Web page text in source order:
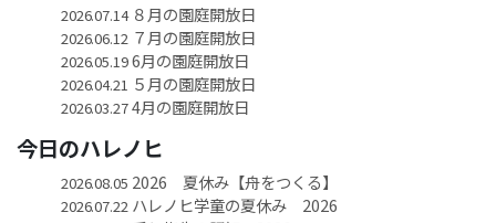
2026.07.14８月の園庭開放日
2026.06.12 ７月の園庭開放日
2026.05.196月の園庭開放日
2026.04.21 ５月の園庭開放日
2026.03.274月の園庭開放日
今日のハレノヒ
2026.08.05 2026 夏休み【舟をつくる】
2026.07.22 ハレノヒ学童の夏休み 2026